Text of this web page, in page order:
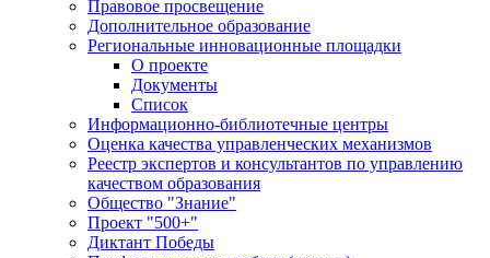
Правовое просвещение
Дополнительное образование
Региональные инновационные площадки
О проекте
Документы
Список
Информационно-библиотечные центры
Оценка качества управленческих механизмов
Реестр экспертов и консультантов по управлению
качеством образования
Общество "Знание"
Проект "500+"
Диктант Победы